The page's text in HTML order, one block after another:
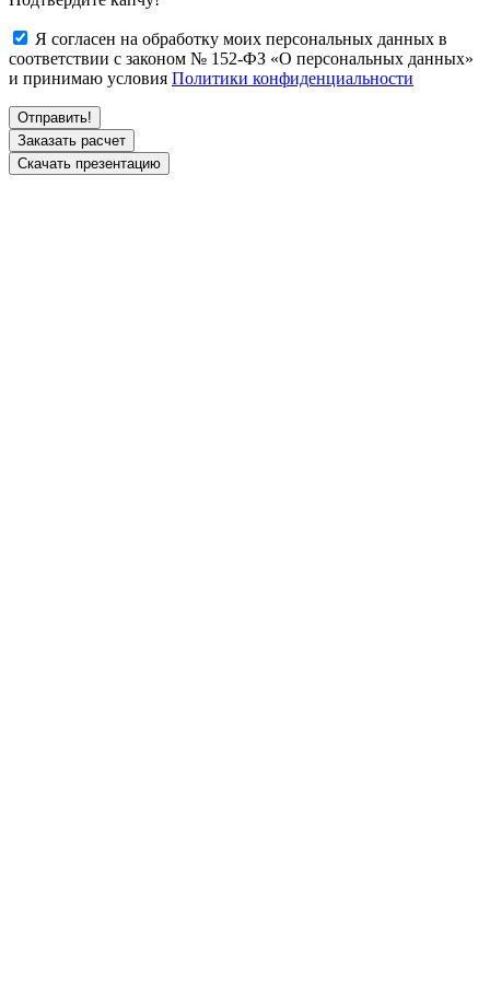
Я согласен на обработку моих персональных данных в
соответствии с законом № 152-ФЗ «О персональных данных»
и принимаю условия Политики конфиденциальности
Заказать расчет
Скачать презентацию